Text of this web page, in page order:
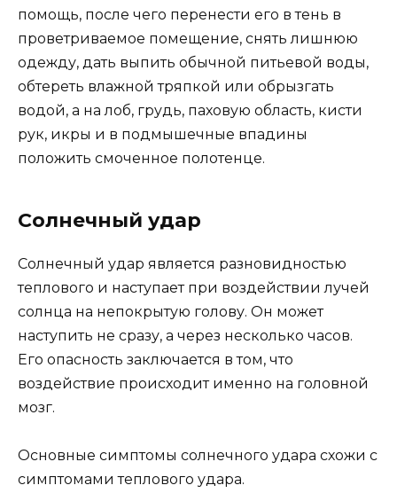
помощь, после чего перенести его в тень в
проветриваемое помещение, снять лишнюю
одежду, дать выпить обычной питьевой воды,
обтереть влажной тряпкой или обрызгать
водой, а на лоб, грудь, паховую область, кисти
рук, икры и в подмышечные впадины
положить смоченное полотенце.
Солнечный удар
Солнечный удар является разновидностью
теплового и наступает при воздействии лучей
солнца на непокрытую голову. Он может
наступить не сразу, а через несколько часов.
Его опасность заключается в том, что
воздействие происходит именно на головной
мозг.
Основные симптомы солнечного удара схожи с
симптомами теплового удара.